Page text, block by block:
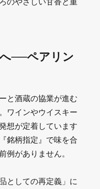
──ペアリン
と酒蔵の協業が進む
ワインやウイスキー
想が定着しています
銘柄指定』で味を合
例がありません。
としての再定義」に